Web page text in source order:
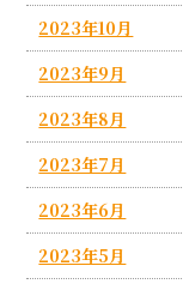
2023年10月
2023年9月
2023年8月
2023年7月
2023年6月
2023年5月